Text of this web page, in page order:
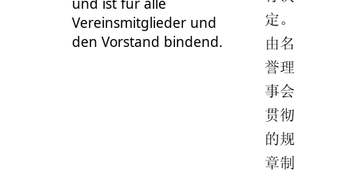
Vereinsmitglieder und
den Vorstand bindend.
定。
由名
誉理
事会
贯彻
的规
章制